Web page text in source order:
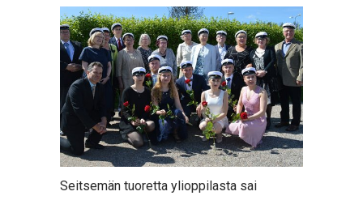
Seitsemän tuoretta ylioppilasta sai